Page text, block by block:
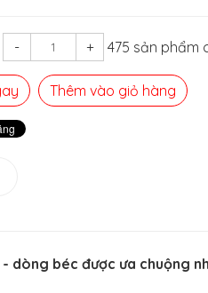
- + 475 sản phẩm
Thêm vào giỏ hàng
dòng béc được ưa chuộng